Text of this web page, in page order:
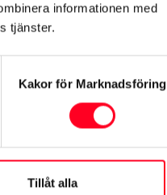
informationen med
tjänster.
Kakor för Marknadsföring
Tillåt alla2-dörrar